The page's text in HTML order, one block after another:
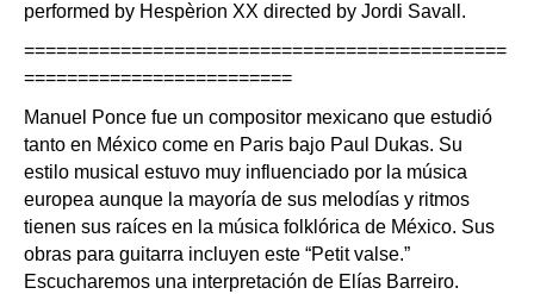
performed by Hespèrion XX directed by Jordi Savall.
=============================================
=========================
Manuel Ponce fue un compositor mexicano que estudió
tanto en México come en Paris bajo Paul Dukas. Su
estilo musical estuvo muy influenciado por la música
europea aunque la mayoría de sus melodías y ritmos
tienen sus raíces en la música folklórica de México. Sus
obras para guitarra incluyen este “Petit valse.”
Escucharemos una interpretación de Elías Barreiro.